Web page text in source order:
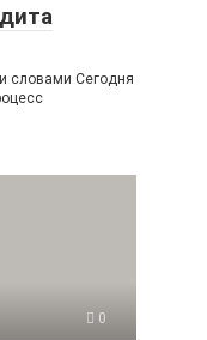
словами Сегодня
0